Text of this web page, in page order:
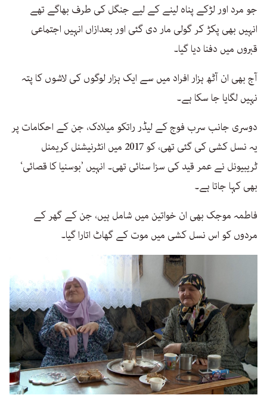
جو مرد اور لڑکے پناہ لینے کے لیے جنگل کی طرف بھاگے تھے
انہیں بھی پکڑ کر گولی مار دی گئی اور بعدازاں انہیں اجتماعی
قبروں میں دفنا دیا گیا۔
آج بھی ان آٹھ ہزار افراد میں سے ایک ہزار لوگوں کی لاشوں کا پتہ
نہیں لگایا جا سکا ہے۔
دوسری جانب سرب فوج کے لیڈر راتکو میلادک، جن کے احکامات پر
یہ نسل کشی کی گئی تھی، کو 2017 میں انٹرنیشنل کریمنل
ٹریبیونل نے عمر قید کی سزا سنائی تھی۔ انہیں ’بوسنیا کا قصائی‘
بھی کہا جاتا ہے۔
فاطمہ موجک بھی ان خواتین میں شامل ہیں، جن کے گھر کے
مردوں کو اس نسل کشی میں موت کے گھاٹ اتارا گیا۔